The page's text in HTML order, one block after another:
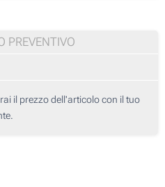
PREVENTIVO
il prezzo dell'articolo con il tuo